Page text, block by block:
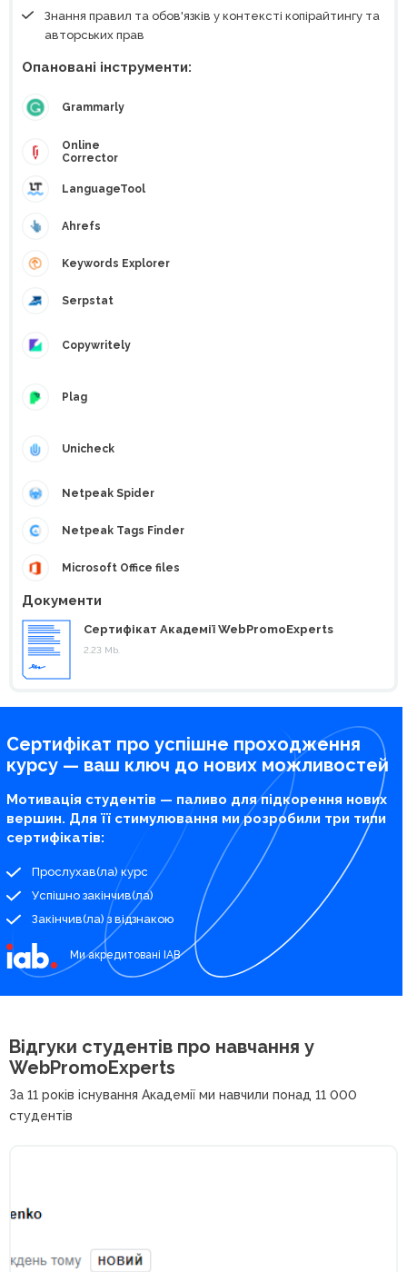
Знання правил та обов'язків у контексті копірайтингу та
авторських прав
Опановані інструменти:
Grammarly
Online
Corrector
LanguageTool
Ahrefs
Keywords Explorer
Serpstat
Copywritely
Plag
Unicheck
Netpeak Spider
Netpeak Tags Finder
Microsoft Office files
Документи
Сертифікат Академії WebPromoExperts
2.23 Mb.
Сертифікат про успішне проходження
курсу — ваш ключ до нових можливостей
Мотивація студентів — паливо для підкорення нових
вершин. Для її стимулювання ми розробили три типи
сертифікатів:
Прослухав(ла) курс
Успішно закінчив(ла)
Закінчив(ла) з відзнакою
Ми акредитовані IAB
Відгуки студентів про навчання у
WebPromoExperts
За 11 років існування Академії ми навчили понад 11 000
студентів